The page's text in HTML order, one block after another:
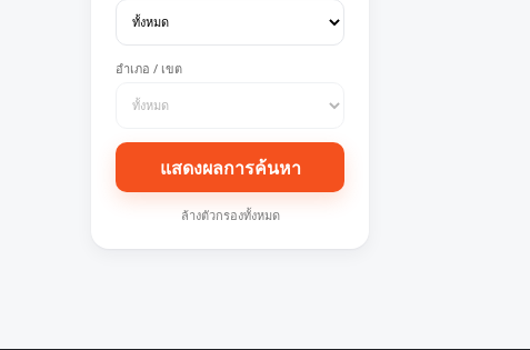
อำเภอ / เขต
แสดงผลการค้นหา
ล้างตัวกรองทั้งหมด